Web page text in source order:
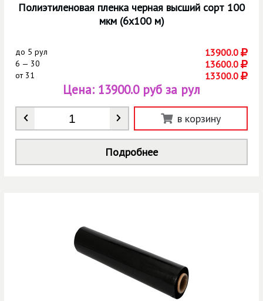
Полиэтиленовая пленка черная высший сорт 100
мкм (6х100 м)
до 5 рул 13900.0
6 — 30 13600.0
от31 13300.0
Количество
Цена: 13900.0 руб за рул
в корзину
Подробнее